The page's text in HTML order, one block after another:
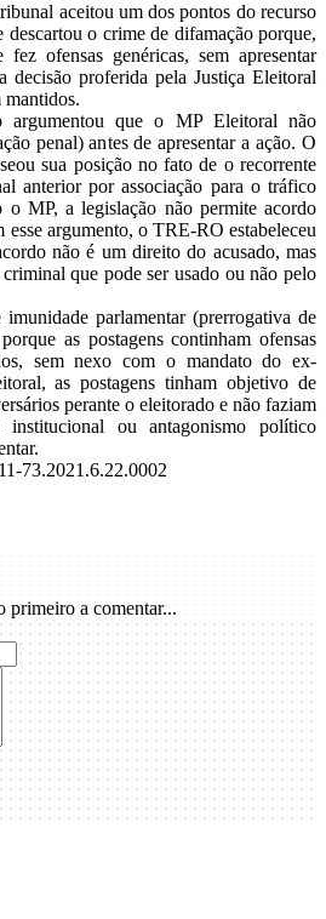
aceitou um dos pontos do recurso
descartou o crime de difamação porque,
ofensas genéricas, sem apresentar
decisão proferida pela Justiça Eleitoral
argumentou que o MP Eleitoral não
penal) antes de apresentar a ação. O
sua posição no fato de o recorrente
anterior por associação para o tráfico
o MP, a legislação não permite acordo
esse argumento, o TRE-RO estabeleceu
não é um direito do acusado, mas
que pode ser usado ou não pelo
parlamentar (prerrogativa de
as postagens continham ofensas
sem nexo com o mandato do ex-
as postagens tinham objetivo de
perante o eleitorado e não faziam
ou antagonismo político
73.2021.6.22.0002
primeiro a comentar...